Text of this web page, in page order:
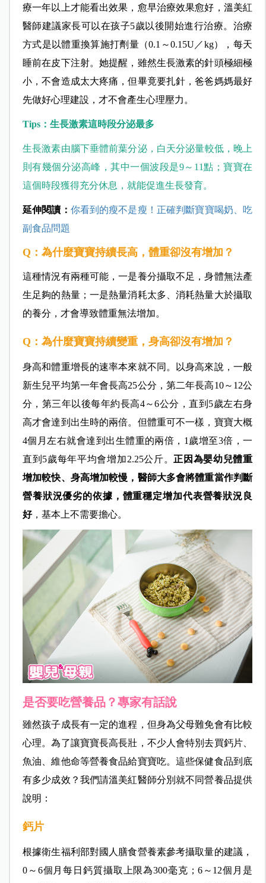
療一年以上才能看出效果，愈早治療效果愈好，溫美紅
醫師建議家長可以在孩子5歲以後開始進行治療。治療
方式是以體重換算施打劑量（0.1～0.15U／kg），每天
睡前在皮下注射。她提醒，雖然生長激素的針頭極細極
小，不會造成太大疼痛，但畢竟要扎針，爸爸媽媽最好
先做好心理建設，才不會產生心理壓力。
Tips：生長激素這時段分泌最多
生長激素由腦下垂體前葉分泌，白天分泌量較低，晚上
則有幾個分泌高峰，其中一個波段是9～11點；寶寶在
這個時段獲得充分休息，就能促進生長發育。
延伸閱讀： 你看到的瘦不是瘦！正確判斷寶寶喝奶、吃
副食品問題
Q：為什麼寶寶持續長高，體重卻沒有增加？
這種情況有兩種可能，一是養分攝取不足，身體無法產
生足夠的熱量；一是熱量消耗太多、消耗熱量大於攝取
的養分，才會導致體重無法增加。
Q：為什麼寶寶持續變重，身高卻沒有增加？
身高和體重增長的速率本來就不同。以身高來說，一般
新生兒平均第一年會長高25公分，第二年長高10～12公
分，第三年以後每年約長高4～6公分，直到5歲左右身
高才會達到出生時的兩倍。但體重可不一樣，寶寶大概
4個月左右就會達到出生體重的兩倍，1歲增至3倍，一
直到5歲每年平均會增加2.25公斤。 正因為嬰幼兒體重
增加較快、身高增加較慢，醫師大多會將體重當作判斷
營養狀況優劣的依據，體重穩定增加代表營養狀況良
好，基本上不需要擔心。
是否要吃營養品？專家有話說
雖然孩子成長有一定的進程，但身為父母難免會有比較
心理。為了讓寶寶長高長壯，不少人會特別去買鈣片、
魚油、維他命等營養食品給寶寶吃。這些保健食品到底
有多少成效？我們請溫美紅醫師分別就不同營養品提供
說明：
鈣片
根據衛生福利部對國人膳食營養素參考攝取量的建議，
0～6個月每日鈣質攝取上限為300毫克；6～12個月是